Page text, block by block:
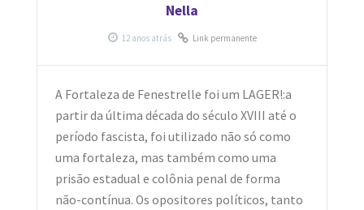
Nella
Link permanente
A Fortaleza de Fenestrelle foi um LAGER!:a
partir da última década do século XVIII até o
período fascista, foi utilizado não só como
uma fortaleza, mas também como uma
prisão estadual e colônia penal de forma
não-contínua. Os opositores políticos, tanto